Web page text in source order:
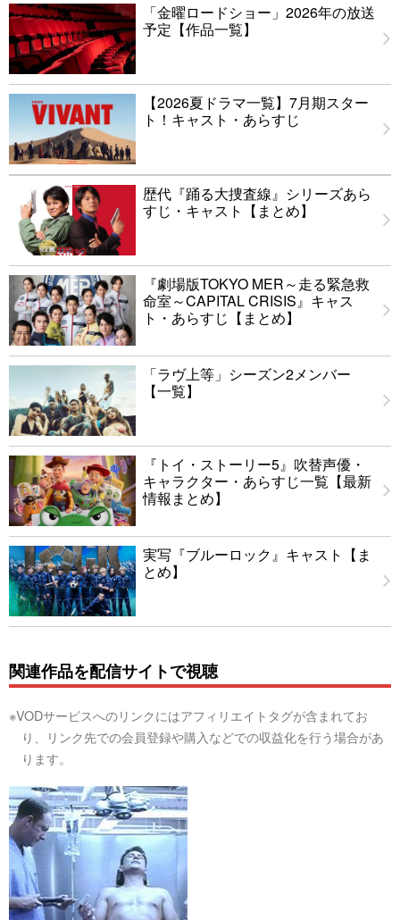
「金曜ロードショー」2026年の放送
予定【作品一覧】
【2026夏ドラマ一覧】7月期スター
ト！キャスト・あらすじ
歴代『踊る大捜査線』シリーズあら
すじ・キャスト【まとめ】
『劇場版TOKYO MER～走る緊急救
命室～CAPITAL CRISIS』キャス
ト・あらすじ【まとめ】
「ラヴ上等」シーズン2メンバー
【一覧】
『トイ・ストーリー5』吹替声優・
キャラクター・あらすじ一覧【最新
情報まとめ】
実写『ブルーロック』キャスト【ま
とめ】
関連作品を配信サイトで視聴
※VODサービスへのリンクにはアフィリエイトタグが含まれてお
り、リンク先での会員登録や購入などでの収益化を行う場合があ
ります。